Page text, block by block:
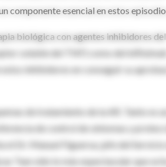
componente esencial en estos
biológica con agentes inhibidores del
soluble del TNF­) como del
inhibidores en conseguir su
de tratamiento de la AR. Tanto es
de control de síntomas y
el Dr. Manuel Figueroa, jefe del
“han sido lo más espectacular que se